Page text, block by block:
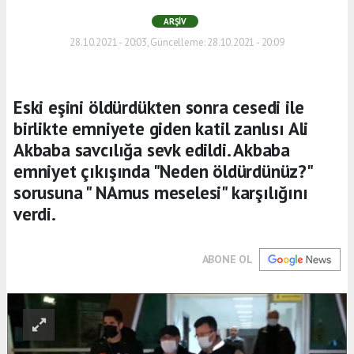
ARŞIV
28.10.2021 - 20:03, Güncelleme: 28.10.2021 - 20:09
Eski eşini öldürdükten sonra cesedi ile
birlikte emniyete giden katil zanlısı Ali
Akbaba savcılığa sevk edildi. Akbaba
emniyet çıkışında "Neden öldürdünüz?"
sorusuna " NAmus meselesi" karşılığını
verdi.
ABONE OL